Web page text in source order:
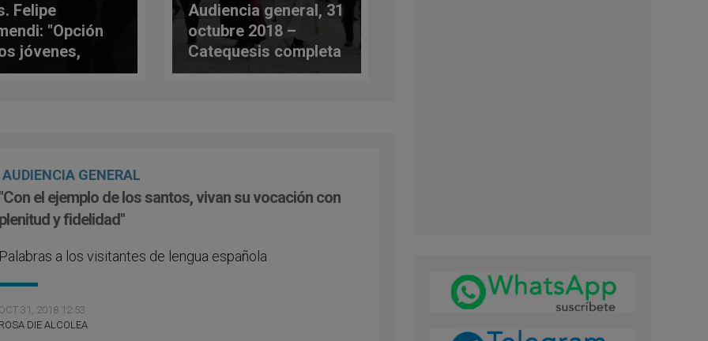
Felipe
"Opción
jóvenes,
Aparecida"
Audiencia general, 31
octubre 2018 –
Catequesis completa
AUDIENCIA GENERAL
el ejemplo de los santos, vivan su vocación con
y fidelidad"
a los visitantes de lengua española
31, 2018 12:53
DIE ALCOLEA